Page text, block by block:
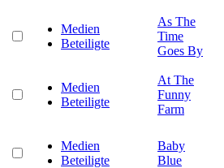
Medien
Beteiligte
As The
Time
Goes By
Medien
Beteiligte
At The
Funny
Farm
Medien
Beteiligte
Baby
Blue